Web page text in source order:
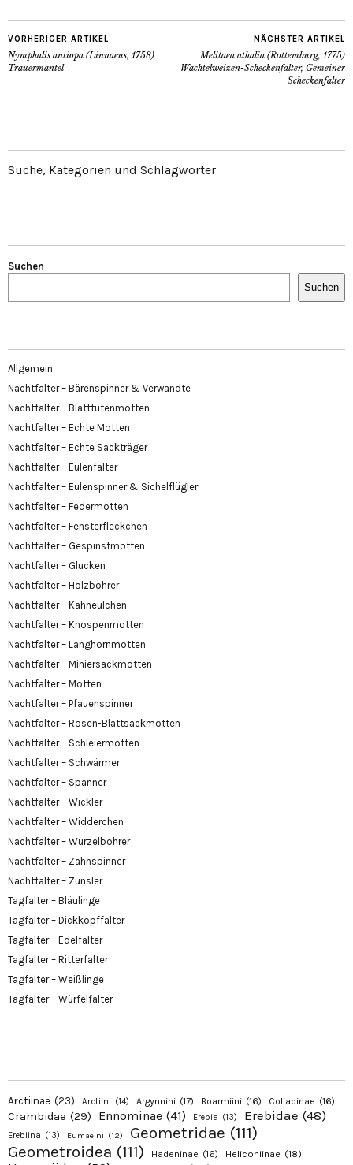
VORHERIGER ARTIKEL
Nymphalis antiopa (Linnaeus, 1758)
Trauermantel
NÄCHSTER ARTIKEL
Melitaea athalia (Rottemburg, 1775)
Wachtelweizen-Scheckenfalter, Gemeiner
Scheckenfalter
Suche, Kategorien und Schlagwörter
Suchen
Suchen
Allgemein
Nachtfalter – Bärenspinner & Verwandte
Nachtfalter – Blatttütenmotten
Nachtfalter – Echte Motten
Nachtfalter – Echte Sackträger
Nachtfalter – Eulenfalter
Nachtfalter – Eulenspinner & Sichelflügler
Nachtfalter – Federmotten
Nachtfalter – Fensterfleckchen
Nachtfalter – Gespinstmotten
Nachtfalter – Glucken
Nachtfalter – Holzbohrer
Nachtfalter – Kahneulchen
Nachtfalter – Knospenmotten
Nachtfalter – Langhornmotten
Nachtfalter – Miniersackmotten
Nachtfalter – Motten
Nachtfalter – Pfauenspinner
Nachtfalter – Rosen-Blattsackmotten
Nachtfalter – Schleiermotten
Nachtfalter – Schwärmer
Nachtfalter – Spanner
Nachtfalter – Wickler
Nachtfalter – Widderchen
Nachtfalter – Wurzelbohrer
Nachtfalter – Zahnspinner
Nachtfalter – Zünsler
Tagfalter – Bläulinge
Tagfalter – Dickkopffalter
Tagfalter – Edelfalter
Tagfalter – Ritterfalter
Tagfalter – Weißlinge
Tagfalter – Würfelfalter
Arctiinae (23) Arctiini (14) Argynnini (17) Boarmiini (16) Coliadinae (16)
Crambidae (29) Ennominae (41) Erebia (13) Erebidae (48)
Erebiina (13) Eumaeini (12) Geometridae (111)
Geometroidea (111) Hadeninae (16) Heliconiinae (18)